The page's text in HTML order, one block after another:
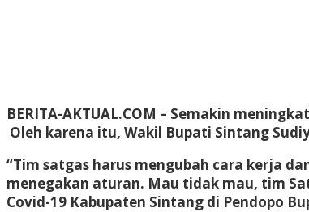
BERITA-AKTUAL.COM – Semakin
Oleh karena itu, Wakil Bupati Sintang
“Tim satgas harus mengubah cara kerja
menegakan aturan. Mau tidak mau, tim
Covid-19 Kabupaten Sintang di Pendopo